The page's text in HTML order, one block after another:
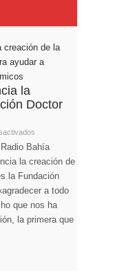
la
Doctor
Bahía
la creación de
la Fundación
a todo
que nos ha
la primera que